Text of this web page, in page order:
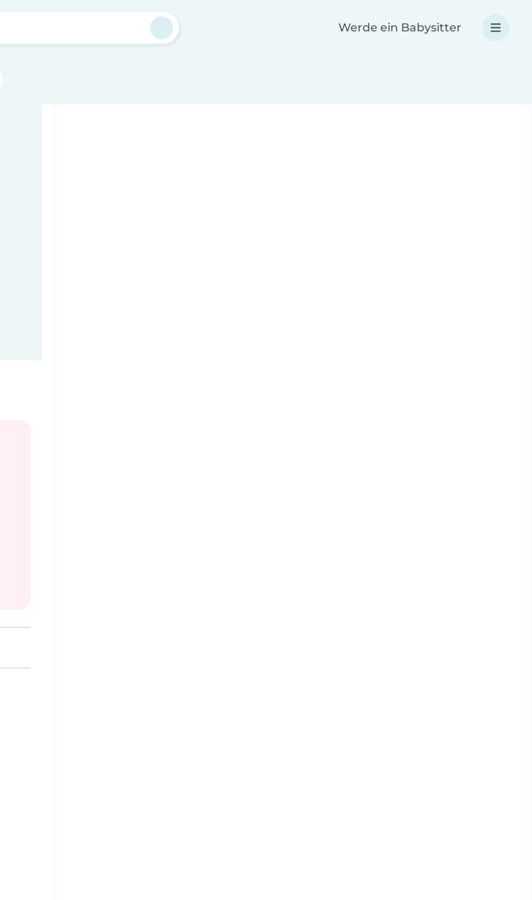
Werde ein Babysitter